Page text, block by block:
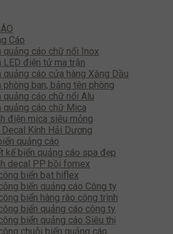
Cáo
quảng cáo chữ nổi Inox
LED điện tử ma trận
quảng cáo cửa hàng Xăng Dầu
phòng ban, bảng tên phòng
quảng cáo chữ nổi Alu
quảng cáo chữ Mica
điện mica siêu mỏng
Decal Kính Hải Dương
quảng cáo
kế biển quảng cáo spa đẹp
decal PP bồi fomex
biển bạt hiflex
biển quảng cáo Công ty
biển hàng rào công trình
biển quảng cáo công ty
biển quảng cáo Siêu thị
chuỗi biển quảng cáo